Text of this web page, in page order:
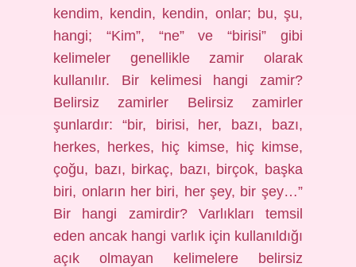
kendim, kendin, kendin, onlar; bu, şu,
hangi; “Kim”, “ne” ve “birisi” gibi
kelimeler genellikle zamir olarak
kullanılır. Bir kelimesi hangi zamir?
Belirsiz zamirler Belirsiz zamirler
şunlardır: “bir, birisi, her, bazı, bazı,
herkes, herkes, hiç kimse, hiç kimse,
çoğu, bazı, birkaç, bazı, birçok, başka
biri, onların her biri, her şey, bir şey…”
Bir hangi zamirdir? Varlıkları temsil
eden ancak hangi varlık için kullanıldığı
açık olmayan kelimelere belirsiz